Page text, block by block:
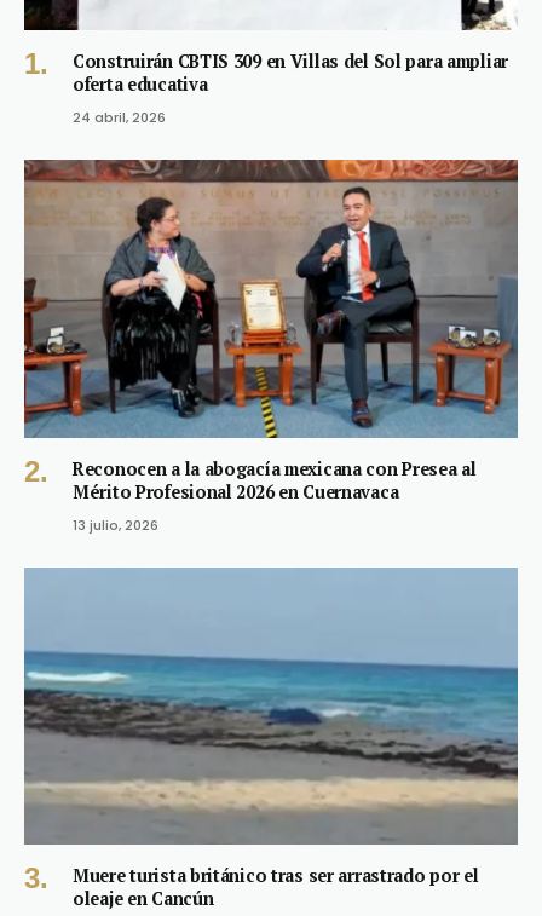
Construirán CBTIS 309 en Villas del Sol para ampliar
oferta educativa
24 abril, 2026
Reconocen a la abogacía mexicana con Presea al
Mérito Profesional 2026 en Cuernavaca
13 julio, 2026
Muere turista británico tras ser arrastrado por el
oleaje en Cancún